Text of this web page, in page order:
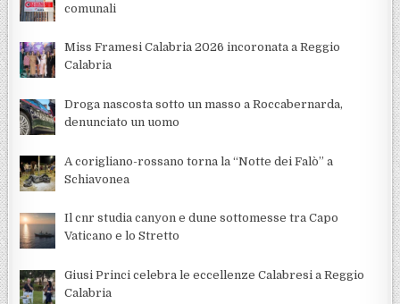
comunali
Miss Framesi Calabria 2026 incoronata a Reggio
Calabria
Droga nascosta sotto un masso a Roccabernarda,
denunciato un uomo
A corigliano-rossano torna la “Notte dei Falò” a
Schiavonea
Il cnr studia canyon e dune sottomesse tra Capo
Vaticano e lo Stretto
Giusi Princi celebra le eccellenze Calabresi a Reggio
Calabria